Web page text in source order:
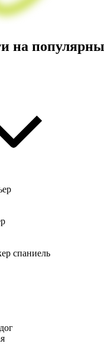
на
спаниель